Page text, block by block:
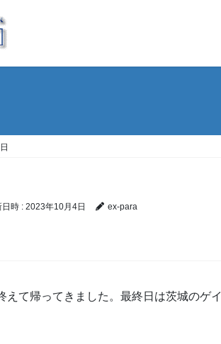
日時 : 2023年10月4日 ex-para
えて帰ってきました。最終日は茨城のゲ